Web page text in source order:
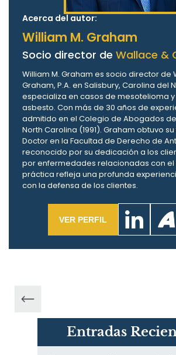
Acerca del autor:
William M. Graham
Socio director de Wallace &
William M. Graham es socio director de
Graham, P.A. en Salisbury, Carolina del
especializa en casos de mesotelioma
asbesto. Con más de 30 años de
admitido en el Colegio de Abogados
North Carolina (1991). Graham obtuvo
Doctor en la Facultad de Derecho de
reconocido por su dedicación a los
por enfermedades relacionadas con el
práctica refleja una profunda
con la defensa de los clientes.
VER PERFIL
Entradas